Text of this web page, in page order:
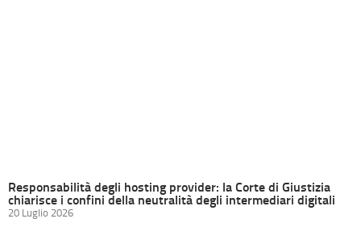
Responsabilità degli hosting provider: la Corte di Giustizia
chiarisce i confini della neutralità degli intermediari digitali
20 Luglio 2026